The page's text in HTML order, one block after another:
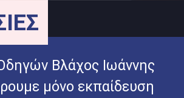
Βλάχος Ιωάννης
μόνο εκπαίδευση